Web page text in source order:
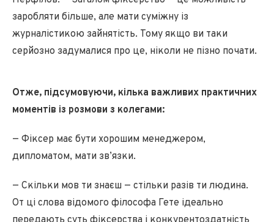
заробляти більше, але мати суміжну із
журналістикою зайнятість. Тому якщо ви таки
серйозно задумалися про це, ніколи не пізно почати.
Отже, підсумовуючи, кілька важливих практичних
моментів із розмови з колегами:
— Фіксер має бути хорошим менеджером,
дипломатом, мати зв’язки.
— Скільки мов ти знаєш — стільки разів ти людина.
От ці слова відомого філософа Гете ідеально